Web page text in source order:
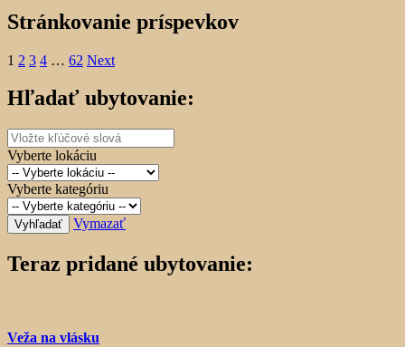
Stránkovanie príspevkov
1 2 3 4 … 62 Next
Hľadať ubytovanie:
Vyberte lokáciu
Vyberte kategóriu
Vyhľadať Vymazať
Teraz pridané ubytovanie:
Veža na vlásku